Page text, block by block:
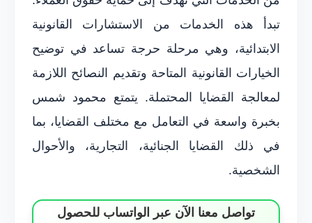
تبدأ هذه الخدمات من الاستشارات القانونية
الابتدائية، وهي مرحلة حرجة تساعد في توضيح
الخيارات القانونية المتاحة وتقديم النصائح اللازمة
لمعالجة القضايا المحتملة. يتمتع محمود شمس
بخبرة واسعة في التعامل مع مختلف القضايا، بما
في ذلك القضايا الجنائية، التجارية، والأحوال
الشخصية.
تواصل معنا الآن عبر الواتساب للحصول